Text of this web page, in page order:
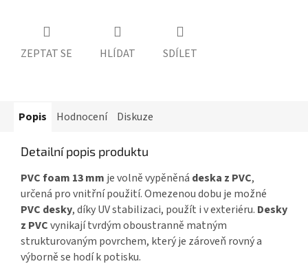
ZEPTAT SE HLÍDAT SDÍLET
Popis Hodnocení Diskuze
Detailní popis produktu
PVC foam 13 mm je volně vypěněná deska z PVC,
určená pro vnitřní použití. Omezenou dobu je možné
PVC desky, díky UV stabilizaci, použít i v exteriéru. Desky
z PVCvynikají tvrdým oboustranně matným
strukturovaným povrchem, který je zároveň rovný a
výborně se hodí k potisku.